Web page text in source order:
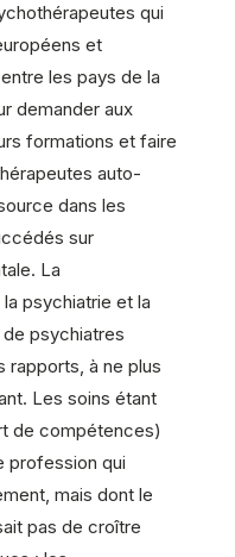
qui
et
les pays de la
demander aux
formations et faire
auto-
dans les
sur
La
psychiatrie et la
psychiatres
à ne plus
Les soins étant
de compétences)
profession qui
mais dont le
pas de croître